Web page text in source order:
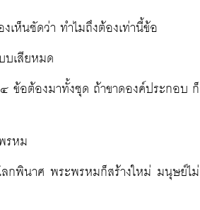
ห็นชัดว่า ทำไมถึงต้องเท่านี้ข้อ
บเสียหมด
ข้อต้องมาทั้งชุด ถ้าขาดองค์ประกอบ ก็
รหม
กพินาศ พระพรหมก็สร้างใหม่ มนุษย์ไม่